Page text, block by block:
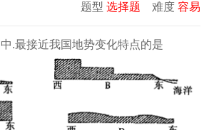
题型 选择题 难度 容易
.最接近我国地势变化特点的是